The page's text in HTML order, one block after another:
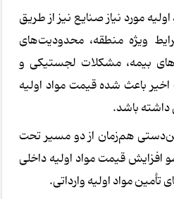
مورد نیاز صنایع نیز از طریق
ویژه منطقه، محدودیت‌های
بیمه، مشکلات لجستیکی و
باعث شده قیمت مواد اولیه
داشته باشد.
هم‌زمان از دو مسیر تحت
افزایش قیمت مواد اولیه داخلی
مواد اولیه وارداتی.